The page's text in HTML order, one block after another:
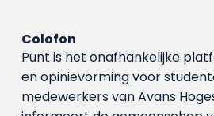
Colofon
Punt is het onafhankelijke
en opinievorming voor
medewerkers van Avans